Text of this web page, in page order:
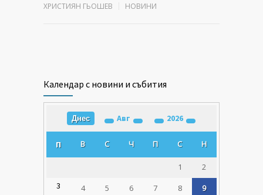
ХРИСТИЯН ГЬОШЕВ НОВИНИ
Календар с новини и събития
Днес Авг 2026
П В С Ч П С Н
1
2
3
4 5 6 7 8
9